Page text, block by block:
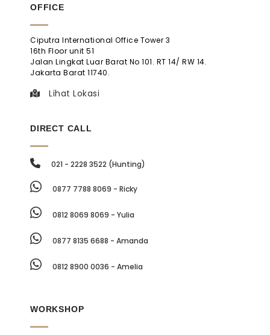
OFFICE
Ciputra International Office Tower 3
16th Floor unit 51
Jalan Lingkat Luar Barat No 101. RT 14/ RW 14.
Jakarta Barat 11740.
Lihat Lokasi
DIRECT CALL
021 - 2228 3522 (Hunting)
0877 7788 8069 - Ricky
0812 8069 8069 - Yulia
0877 8135 6688 - Amanda
0812 8900 0036 - Amelia
WORKSHOP